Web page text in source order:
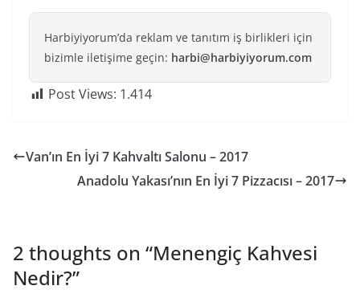
Harbiyiyorum’da reklam ve tanıtım iş birlikleri için
bizimle iletişime geçin: harbi@harbiyiyorum.com
Post Views: 1.414
Van’ın En İyi 7 Kahvaltı Salonu – 2017
Anadolu Yakası’nın En İyi 7 Pizzacısı – 2017
2 thoughts on “Menengiç Kahvesi
Nedir?”